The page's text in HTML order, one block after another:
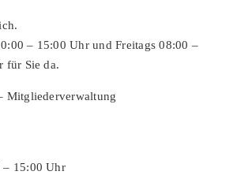
– 15:00 Uhr und Freitags 08:00 –
für Sie da.
Mitgliederverwaltung
– 15:00 Uhr